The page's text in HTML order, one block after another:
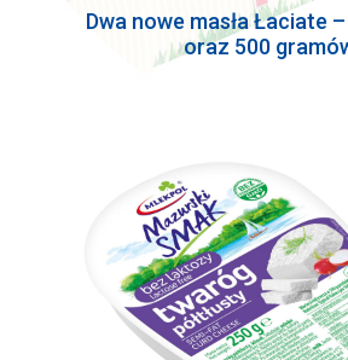
Dwa nowe masła Łaciate
oraz 500